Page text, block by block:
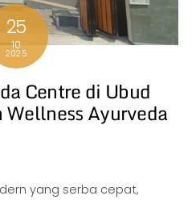
25
10
2025
Centre di Ubud
Wellness Ayurveda
yang serba cepat,